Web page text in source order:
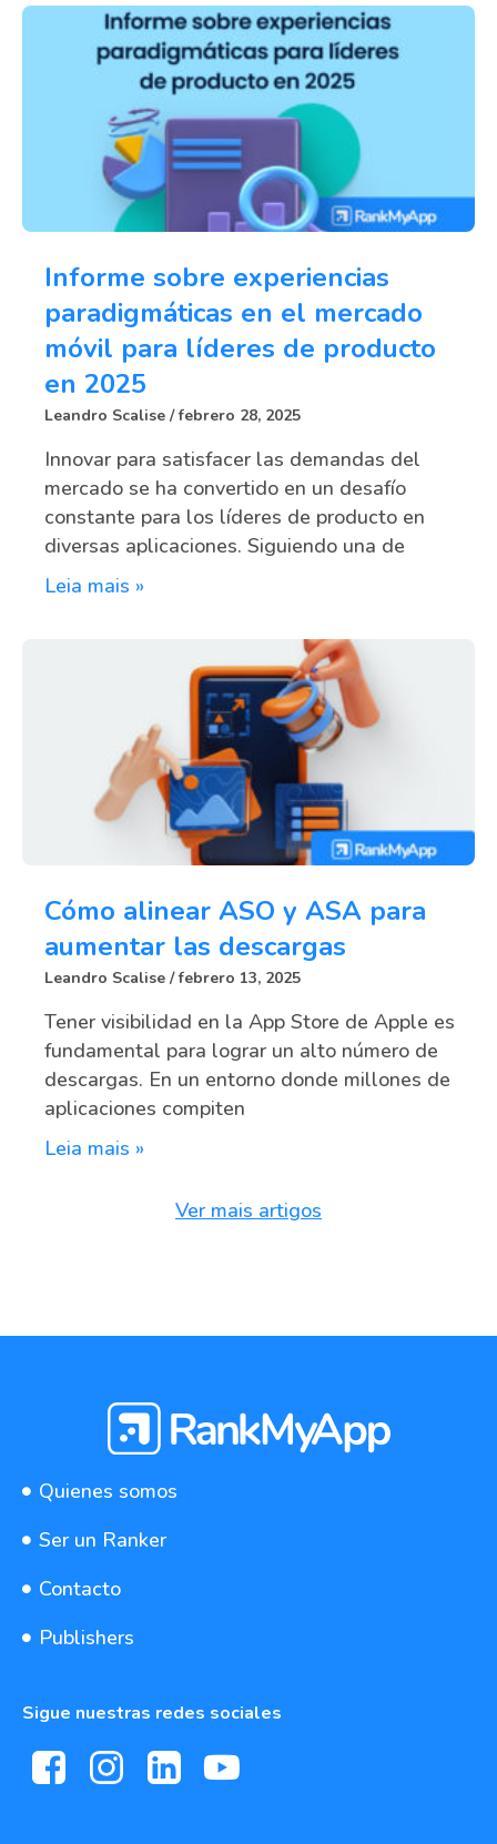
Informe sobre experiencias
paradigmáticas en el mercado
móvil para líderes de producto
en 2025
Leandro Scalise febrero 28, 2025
Innovar para satisfacer las demandas del
mercado se ha convertido en un desafío
constante para los líderes de producto en
diversas aplicaciones. Siguiendo una de
Leia mais »
Cómo alinear ASO y ASA para
aumentar las descargas
Leandro Scalise febrero 13, 2025
Tener visibilidad en la App Store de Apple es
fundamental para lograr un alto número de
descargas. En un entorno donde millones de
aplicaciones compiten
Leia mais »
Ver mais artigos
Quienes somos
Ser un Ranker
Contacto
Publishers
Sigue nuestras redes sociales